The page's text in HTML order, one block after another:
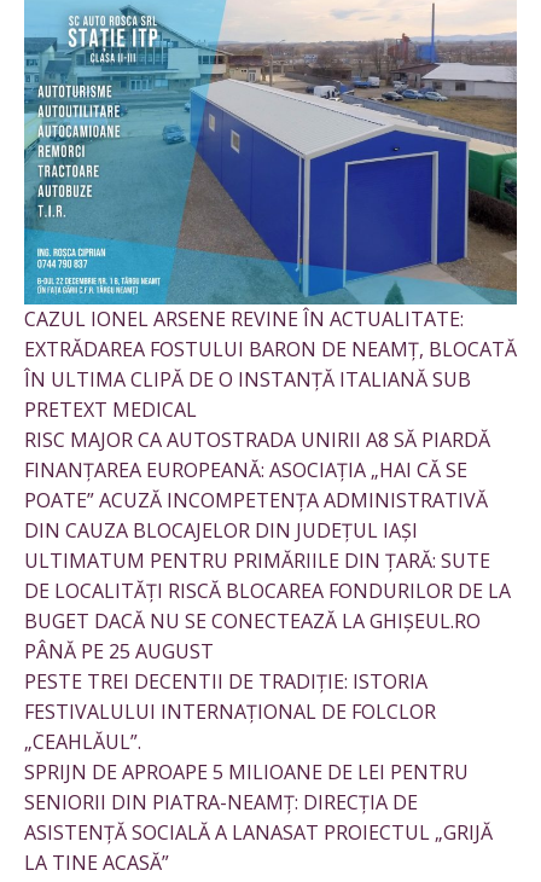
CAZUL IONEL ARSENE REVINE ÎN ACTUALITATE:
EXTRĂDAREA FOSTULUI BARON DE NEAMȚ, BLOCATĂ
ÎN ULTIMA CLIPĂ DE O INSTANȚĂ ITALIANĂ SUB
PRETEXT MEDICAL
RISC MAJOR CA AUTOSTRADA UNIRII A8 SĂ PIARDĂ
FINANȚAREA EUROPEANĂ: ASOCIAȚIA „HAI CĂ SE
POATE” ACUZĂ INCOMPETENȚA ADMINISTRATIVĂ
DIN CAUZA BLOCAJELOR DIN JUDEȚUL IAȘI
ULTIMATUM PENTRU PRIMĂRIILE DIN ȚARĂ: SUTE
DE LOCALITĂȚI RISCĂ BLOCAREA FONDURILOR DE LA
BUGET DACĂ NU SE CONECTEAZĂ LA GHIȘEUL.RO
PÂNĂ PE 25 AUGUST
PESTE TREI DECENTII DE TRADIȚIE: ISTORIA
FESTIVALULUI INTERNAȚIONAL DE FOLCLOR
„CEAHLĂUL”.
SPRIJN DE APROAPE 5 MILIOANE DE LEI PENTRU
SENIORII DIN PIATRA-NEAMȚ: DIRECȚIA DE
ASISTENȚĂ SOCIALĂ A LANASAT PROIECTUL „GRIJĂ
LA TINE ACASĂ”